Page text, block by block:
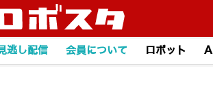
逃し配信 会員について ロボット